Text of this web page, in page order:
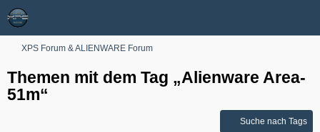
XPS Forum & ALIENWARE Forum
Themen mit dem Tag „Alienware Area-
51m“
Suche nach Tags